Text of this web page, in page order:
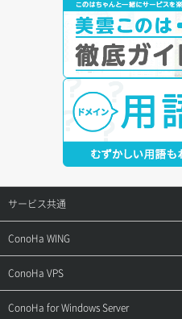
サービス共通
サポートトップ
ご契約・お支払い
ConoHa WING
サポートトップ
ご利用ガイド
ConoHa VPS
サポートトップ
ConoHa for Windows Server